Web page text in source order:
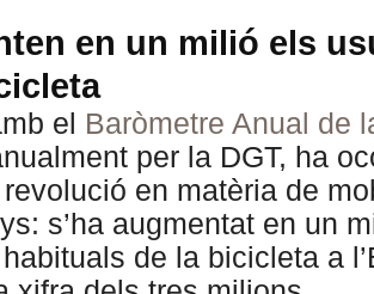
en un milió els
el Baròmetre Anual de
per la DGT, ha
en matèria de
s’ha augmentat en un
habituals de la bicicleta a